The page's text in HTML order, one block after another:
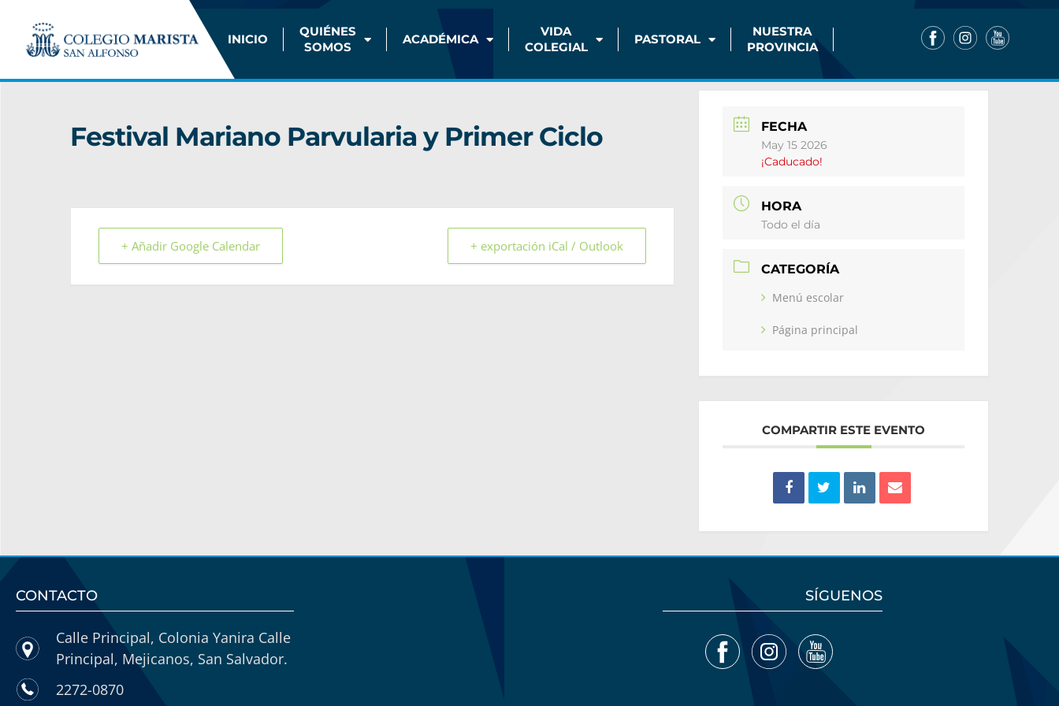
INICIO
QUIÉNES
SOMOS
ACADÉMICA
VIDA
COLEGIAL
PASTORAL
NUESTRA
PROVINCIA
Festival Mariano Parvularia y Primer Ciclo
+ Añadir Google Calendar + exportación iCal / Outlook
FECHA
May 15 2026
¡Caducado!
HORA
Todo el día
CATEGORÍA
Menú escolar
Página principal
COMPARTIR ESTE EVENTO
CONTACTO
Calle Principal, Colonia Yanira Calle
Principal, Mejicanos, San Salvador.
2272-0870
SÍGUENOS